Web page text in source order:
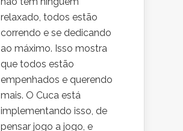
relaxado, todos estão
correndo e se dedicando
ao máximo. Isso mostra
que todos estão
empenhados e querendo
mais. O Cuca está
implementando isso, de
pensar jogo a jogo, e